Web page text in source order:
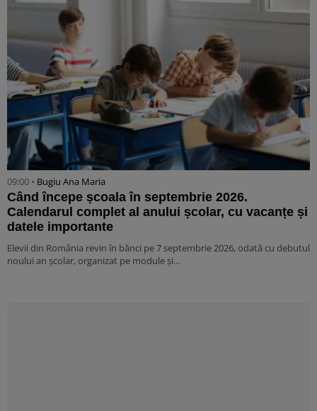
09:00 • Bugiu ⁠Ana Maria
Când începe școala în septembrie 2026.
Calendarul complet al anului școlar, cu vacanțe și
datele importante
Elevii din România revin în bănci pe 7 septembrie 2026, odată cu debutul
noului an școlar, organizat pe module și…